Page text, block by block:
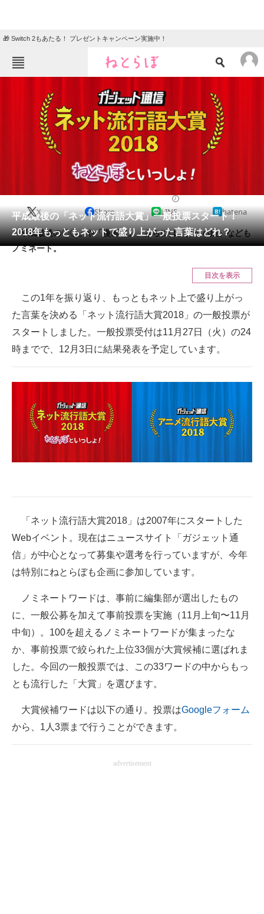
🎁 Switch 2もあたる！ プレゼントキャンペーン実施中！
ニュース
クイズ
地域
教育・育児
会員記事
メディア
スマホと通信の最新トレンド
好きが集まる 比べて選べる
AI活用のいまが分かる
企業ITのトレンドを詳説
ITエンジニア向け専門サイト
企業向けIT製品の総合サイト
IT製品の技術・比較・事例
製造業のIT導入・活用を支援
モノづくり技術者専門サイト
エレクトロニクス専門サイト
電子設計の基本と応用
建設×テクノロジーの最前線
ちょっと気になるネットの話題
平成最後の「ネット流行語大賞」一般投票スタート！
2018年もっともネットで盛り上がった言葉はどれ？
X Share LINE hatena
「平成最後の〇〇」や「漫画村」、さらには「クッパ姫」なども
ノミネート。
目次を表示
この1年を振り返り、もっともネット上で盛り上がっ
た言葉を決める「ネット流行語大賞2018」の一般投票が
スタートしました。一般投票受付は11月27日（火）の24
時までで、12月3日に結果発表を予定しています。
「ネット流行語大賞2018」は2007年にスタートした
Webイベント。現在はニュースサイト「ガジェット通
信」が中心となって募集や選考を行っていますが、今年
は特別にねとらぼも企画に参加しています。
ノミネートワードは、事前に編集部が選出したもの
に、一般公募を加えて事前投票を実施（11月上旬〜11月
中旬）。100を超えるノミネートワードが集まったな
か、事前投票で絞られた上位33個が大賞候補に選ばれま
した。今回の一般投票では、この33ワードの中からもっ
とも流行した「大賞」を選びます。
大賞候補ワードは以下の通り。投票はGoogleフォーム
から、1人3票まで行うことができます。
advertisement